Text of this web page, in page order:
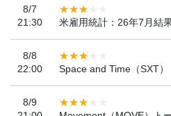
8/7
21:30
米雇用統計：26年7月結
8/8
22:00
Space and Time（SXT
8/9